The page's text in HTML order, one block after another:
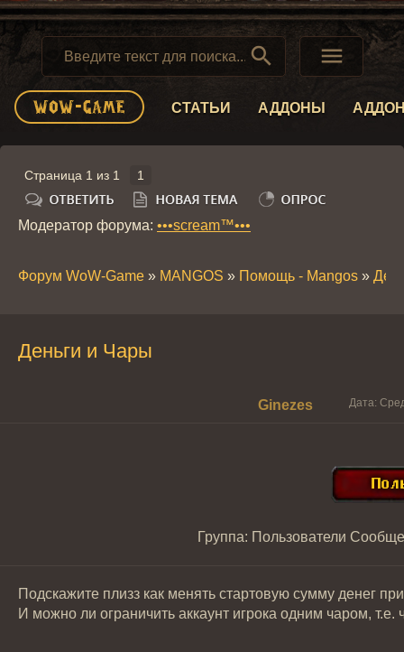
 
СТАТЬИ АДДОНЫ
Страница 1 из 1 1
Модератор форума: •••scream™•••
Форум WoW-Game » MANGOS » Помощь - Mangos »
Деньги и Чары
Ginezes Дата:
Группа: Пользователи
Подскажите плизз как менять стартовую сумму денег
И можно ли ограничить аккаунт игрока одним чаром,